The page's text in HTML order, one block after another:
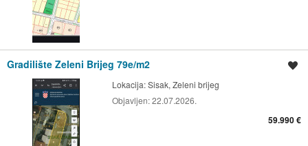
Gradilište Zeleni Brijeg 79e/m2
Lokacija:Sisak, Zeleni brijeg
Objavljen:22.07.2026.
59.990 €